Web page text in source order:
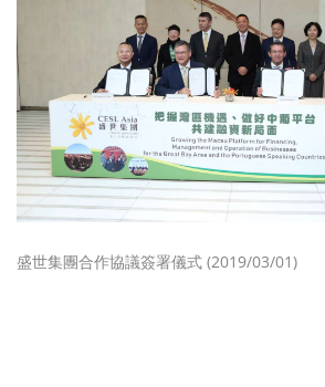
盛世集團合作協議簽署儀式 (2019/03/01)